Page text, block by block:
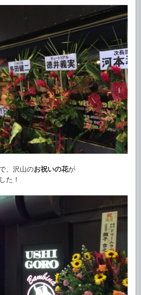
、沢山のお祝いの花が
た！